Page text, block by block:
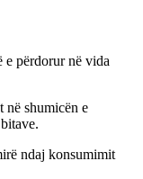
e përdorur në vida
në shumicën e
ndaj konsumimit